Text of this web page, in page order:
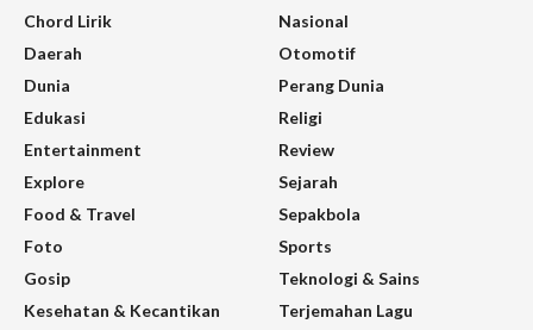
Chord Lirik
Daerah
Dunia
Edukasi
Entertainment
Explore
Food & Travel
Foto
Gosip
Kesehatan & Kecantikan
Nasional
Otomotif
Perang Dunia
Religi
Review
Sejarah
Sepakbola
Sports
Teknologi & Sains
Terjemahan Lagu